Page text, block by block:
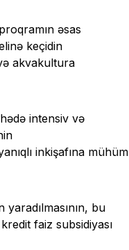
əsas
keçidin
akvakultura
intensiv və
inkişafına mühüm
bu
faiz subsidiyası